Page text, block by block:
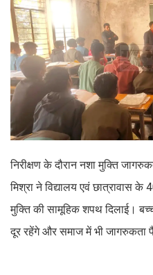
निरीक्षण के दौरान नशा मुक्ति
मिश्रा ने विद्यालय एवं छात्रावास
मुक्ति की सामूहिक शपथ दिलाई।
दूर रहेंगे और समाज में भी जागरुकता